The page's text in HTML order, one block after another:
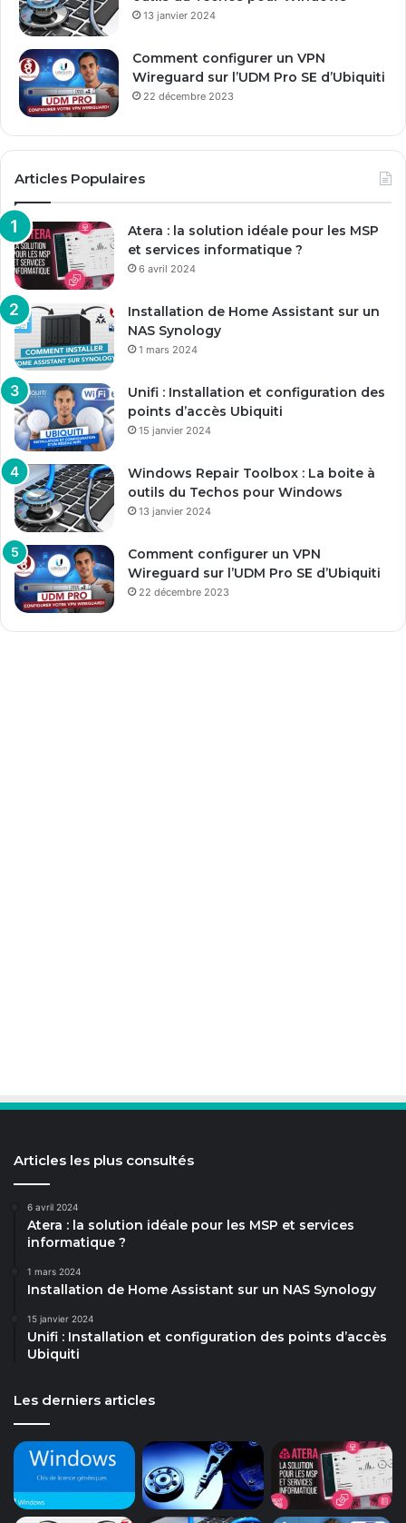
13 janvier 2024
Comment configurer un VPN
Wireguard sur l’UDM Pro SE d’Ubiquiti
22 décembre 2023
Articles Populaires
Atera : la solution idéale pour les MSP
et services informatique ?
6 avril 2024
Installation de Home Assistant sur un
NAS Synology
1 mars 2024
Unifi : Installation et configuration des
points d’accès Ubiquiti
15 janvier 2024
Windows Repair Toolbox : La boite à
outils du Techos pour Windows
13 janvier 2024
Comment configurer un VPN
Wireguard sur l’UDM Pro SE d’Ubiquiti
22 décembre 2023
Articles les plus consultés
6 avril 2024
Atera : la solution idéale pour les MSP et services
informatique ?
1 mars 2024
Installation de Home Assistant sur un NAS Synology
15 janvier 2024
Unifi : Installation et configuration des points d’accès
Ubiquiti
Les derniers articles